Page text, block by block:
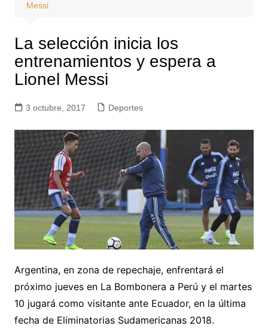
Messi
La selección inicia los
entrenamientos y espera a
Lionel Messi
3 octubre, 2017 Deportes
Argentina, en zona de repechaje, enfrentará el
próximo jueves en La Bombonera a Perú y el martes
10 jugará como visitante ante Ecuador, en la última
fecha de Eliminatorias Sudamericanas 2018.